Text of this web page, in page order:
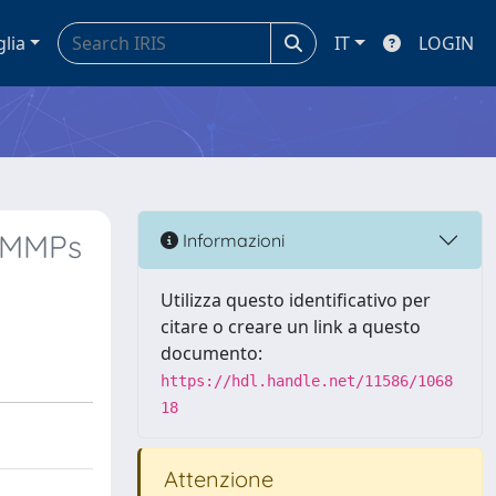
IT LOGIN
Informazioni
Utilizza questo identificativo per
citare o creare un link a questo
documento:
https://hdl.handle.net/11586/1068
18
Attenzione